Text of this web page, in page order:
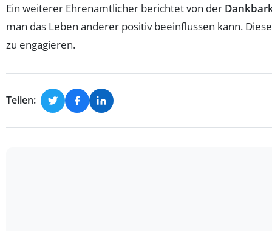
Ein weiterer Ehrenamtlicher berichtet von der
man das Leben anderer positiv beeinflussen kann.
zu engagieren.
Teilen: